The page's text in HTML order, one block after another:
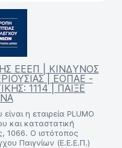
ΕΕΕΠ | ΚΙΝΔΥΝΟΣ
| ΕΟΠΑΕ -
1114 | ΠΑΙΞΕ
η εταιρεία PLUMO
και καταστατική
1066. Ο ιστότοπος
Παιγνίων (Ε.Ε.Ε.Π.)